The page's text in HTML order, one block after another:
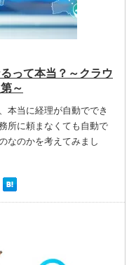
って本当？～クラウ
～
本当に経理が自動ででき
所に頼まなくても自動で
なのかを考えてみまし